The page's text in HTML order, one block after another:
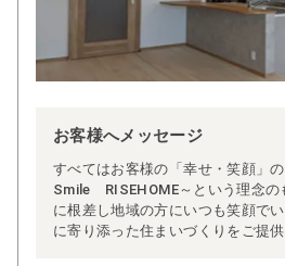
お客様へメッセージ
すべてはお客様の「幸せ・笑顔」
Smile RISEHOME～という理念の
に根差し地域の方にいつも笑顔で
に寄り添った住まいづくりをご提供